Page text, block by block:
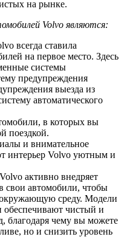
на рынке.
Volvo являются:
всегда ставила
на первое место. Здесь
системы
предупреждения
выезда из
автоматического
в которых вы
поездкой.
и внимательное
интерьер Volvo уютным и
активно внедряет
свои автомобили, чтобы
среду. Модели
обеспечивают чистый и
благодаря чему вы можете
но и снизить уровень